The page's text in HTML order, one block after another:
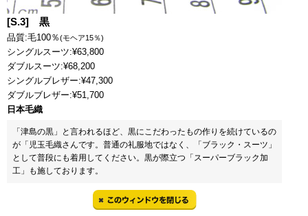
[S.3] 黒
品質:毛100％(モヘア15％)
シングルスーツ:¥63,800
ダブルスーツ:¥68,200
シングルブレザー:¥47,300
ダブルブレザー:¥51,700
日本毛織
「津島の黒」と言われるほど、黒にこだわったもの作りを続けているの
が「児玉毛織さんです。普通の礼服地ではなく、「ブラック・スーツ」
として普段にも着用してください。黒が際立つ「スーパーブラック加
工」も施しております。